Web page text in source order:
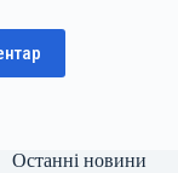
Останні новини